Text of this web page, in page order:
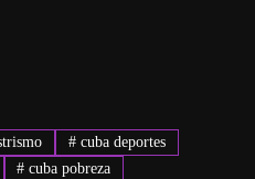
# cuba deportes
# cuba pobreza